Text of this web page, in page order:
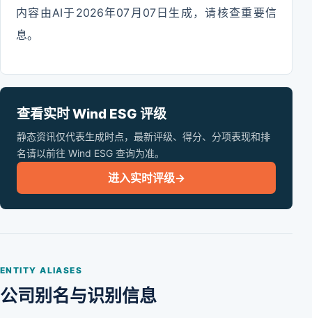
内容由AI于2026年07月07日生成，请核查重要信
息。
查看实时 Wind ESG 评级
静态资讯仅代表生成时点，最新评级、得分、分项表现和排
名请以前往 Wind ESG 查询为准。
进入实时评级→
ENTITY ALIASES
公司别名与识别信息